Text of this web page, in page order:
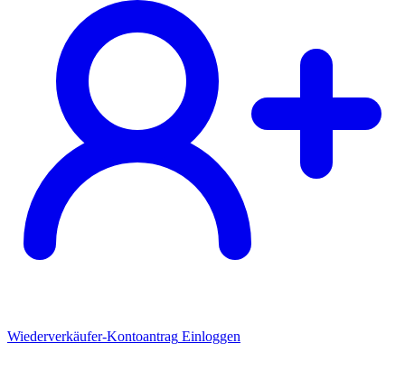
Wiederverkäufer-Kontoantrag Einloggen